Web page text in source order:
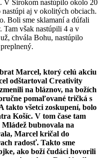
V Širokom nastúpilo okolo 20
aj v okolitých obciach.
Boli sme sklamaní a dúfali
Tam však nastúpili 4 a v
chvála Bohu, nastúpilo
Marcel, ktorý celú akciu
odštartoval Creativity
na bláznov, na božích
pomaľované tričká s
takto všetci zoskupení, bolo
Košíc. V tom čase tam
bubnovala na
Marcel kričal do
radosť. Takto sme
ako boží čudáci hovorili